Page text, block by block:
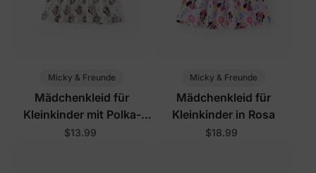
Micky & Freunde
Mädchenkleid für
Kleinkinder mit Polka-
Dots in Aprikose
$13.99
Micky & Freunde
Mädchenkleid für
Kleinkinder in Rosa
$18.99